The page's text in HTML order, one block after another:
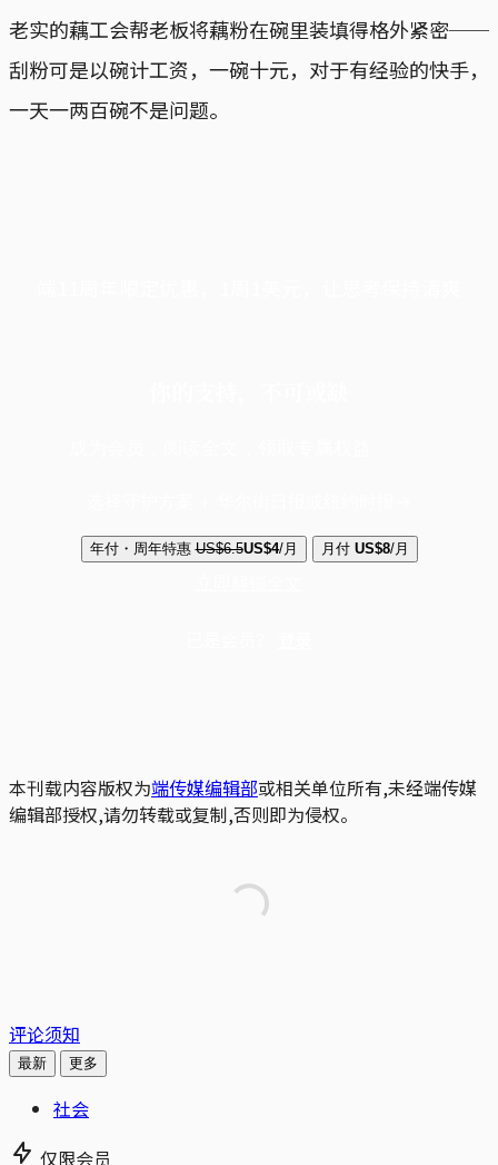
老实的藕工会帮老板将藕粉在碗里装填得格外紧密──
刮粉可是以碗计工资，一碗十元，对于有经验的快手，
一天一两百碗不是问题。
年付・周年特惠 US$6.5US$4/月 月付 US$8/月
本刊载内容版权为端传媒编辑部或相关单位所有,未经端传媒
编辑部授权,请勿转载或复制,否则即为侵权。
评论须知
最新 更多
社会
仅限会员